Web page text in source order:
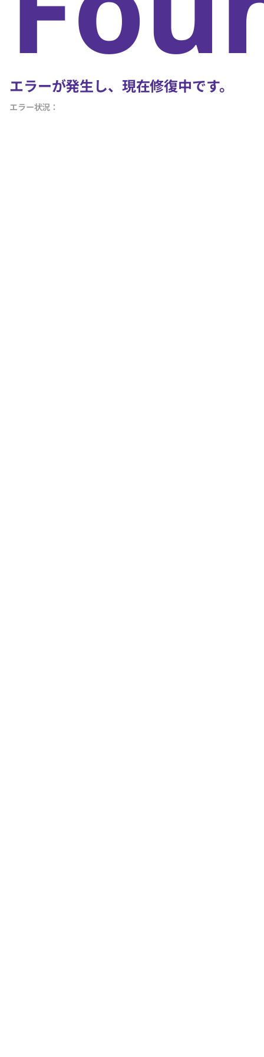
エラーが発生し、現在修復中です。
エラー状況：